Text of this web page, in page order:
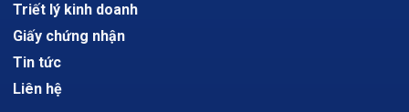
Triết lý kinh doanh
Giấy chứng nhận
Tin tức
Liên hệ